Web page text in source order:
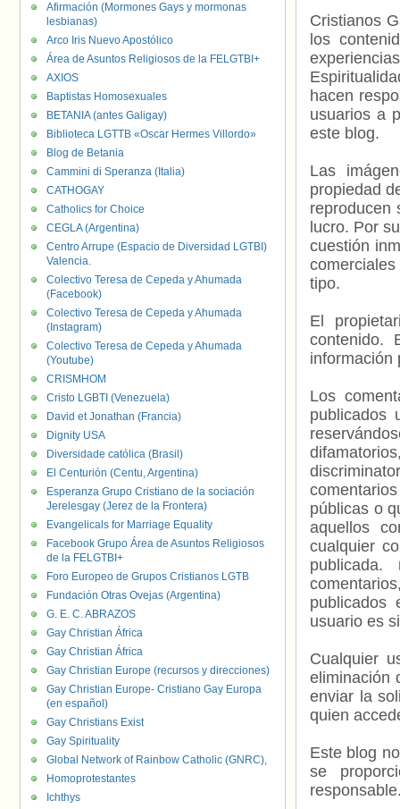
Cristianos
los
hacen
usuarios a
este blog.
Las
propiedad
reproducen
lucro. Por
cuestión
tipo.
El
contenido.
información
Los
publicados
públicas o
aquellos
cualquier
usuario es
Cualquier
eliminación
enviar la
quien
Este blog
se
Afirmación (Mormones Gays y mormonas
lesbianas)
Arco Iris Nuevo Apostólico
Área de Asuntos Religiosos de la FELGTBI+
AXIOS
Baptistas Homosexuales
BETANIA (antes Galigay)
Biblioteca LGTTB «Oscar Hermes Villordo»
Blog de Betania
Cammini di Speranza (Italia)
CATHOGAY
Catholics for Choice
CEGLA (Argentina)
Centro Arrupe (Espacio de Diversidad LGTBI)
Valencia.
Colectivo Teresa de Cepeda y Ahumada
(Facebook)
Colectivo Teresa de Cepeda y Ahumada
(Instagram)
Colectivo Teresa de Cepeda y Ahumada
(Youtube)
CRISMHOM
Cristo LGBTI (Venezuela)
David et Jonathan (Francia)
Dignity USA
Diversidade católica (Brasil)
El Centurión (Centu, Argentina)
Esperanza Grupo Cristiano de la sociación
Jerelesgay (Jerez de la Frontera)
Evangelicals for Marriage Equality
Facebook Grupo Área de Asuntos Religiosos
de la FELGTBI+
Foro Europeo de Grupos Cristianos LGTB
Fundación Otras Ovejas (Argentina)
G. E. C. ABRAZOS
Gay Christian África
Gay Christian África
Gay Christian Europe (recursos y direcciones)
Gay Christian Europe- Cristiano Gay Europa
(en español)
Gay Christians Exist
Gay Spirituality
Global Network of Rainbow Catholic (GNRC),
Homoprotestantes
Ichthys